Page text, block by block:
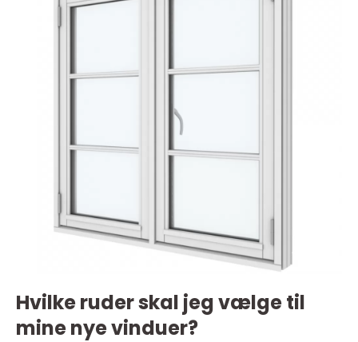
Hvilke ruder skal jeg vælge til
mine nye vinduer?